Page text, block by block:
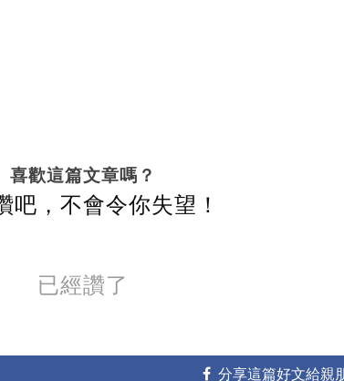
喜歡這篇文章嗎？
吧，不會令你失望！
已經讚了
分享這篇好文給親